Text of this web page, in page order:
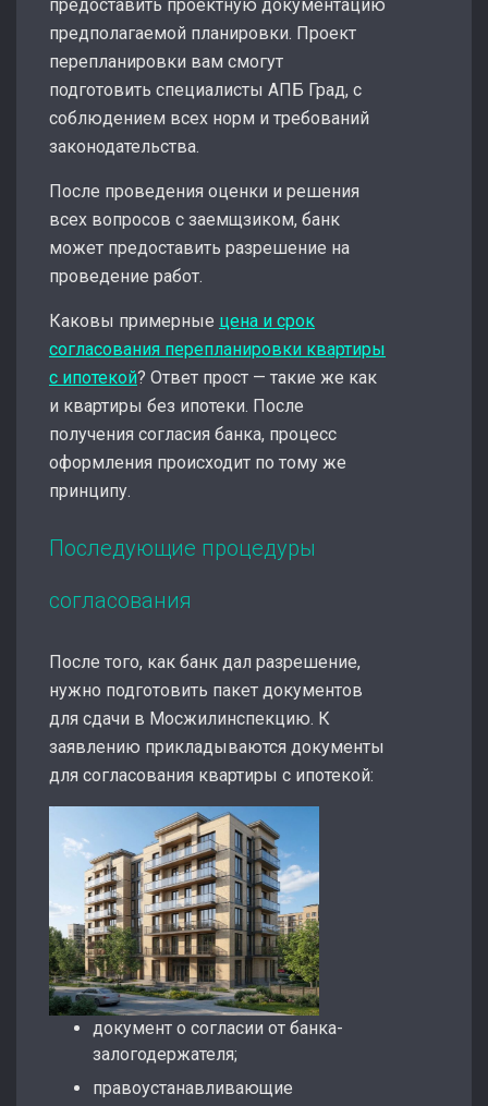
предоставить проектную документацию
предполагаемой планировки. Проект
перепланировки вам смогут
подготовить специалисты АПБ Град, с
соблюдением всех норм и требований
законодательства.
После проведения оценки и решения
всех вопросов с заемщзиком, банк
может предоставить разрешение на
проведение работ.
Каковы примерные цена и срок
согласования перепланировки квартиры
с ипотекой? Ответ прост — такие же как
и квартиры без ипотеки. После
получения согласия банка, процесс
оформления происходит по тому же
принципу.
Последующие процедуры
согласования
После того, как банк дал разрешение,
нужно подготовить пакет документов
для сдачи в Мосжилинспекцию. К
заявлению прикладываются документы
для согласования квартиры с ипотекой:
документ о согласии от банка-
залогодержателя;
правоустанавливающие